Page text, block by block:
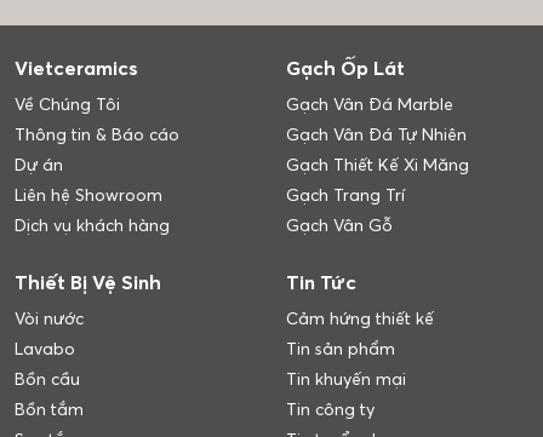
Vietceramics
Về Chúng Tôi
Thông tin & Báo cáo
Dự án
Liên hệ Showroom
Dịch vụ khách hàng
Gạch Ốp Lát
Gạch Vân Đá Marble
Gạch Vân Đá Tự Nhiên
Gạch Thiết Kế Xi Măng
Gạch Trang Trí
Gạch Vân Gỗ
Thiết Bị Vệ Sinh
Vòi nước
Lavabo
Bồn cầu
Bồn tắm
Tin Tức
Cảm hứng thiết kế
Tin sản phẩm
Tin khuyến mại
Tin công ty